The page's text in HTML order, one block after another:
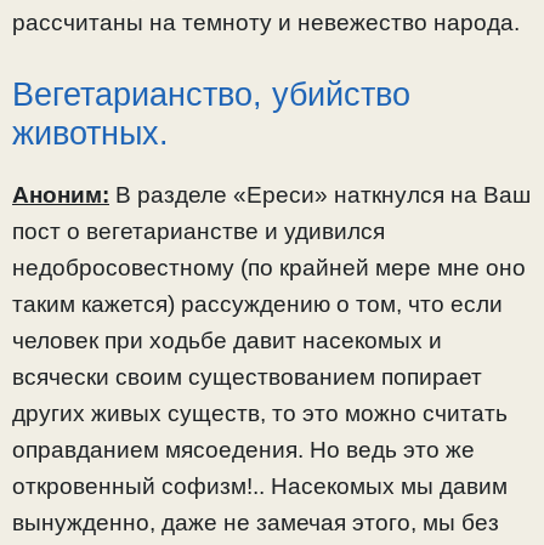
рассчитаны на темноту и невежество народа.
Вегетарианство, убийство
животных.
Аноним: В разделе «Ереси» наткнулся на Ваш
пост о вегетарианстве и удивился
недобросовестному (по крайней мере мне оно
таким кажется) рассуждению о том, что если
человек при ходьбе давит насекомых и
всячески своим существованием попирает
других живых существ, то это можно считать
оправданием мясоедения. Но ведь это же
откровенный софизм!.. Насекомых мы давим
вынужденно, даже не замечая этого, мы без